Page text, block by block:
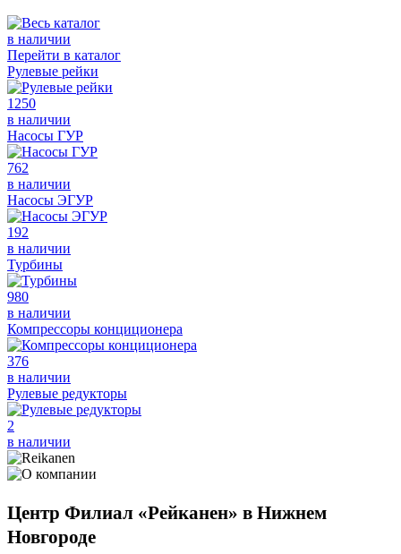
в наличии
Перейти в каталог
Рулевые рейки
1250
в наличии
Насосы ГУР
762
в наличии
Насосы ЭГУР
192
в наличии
Турбины
980
в наличии
Компрессоры конциционера
376
в наличии
Рулевые редукторы
2
в наличии
Центр Филиал «Рейканен» в Нижнем
Новгороде